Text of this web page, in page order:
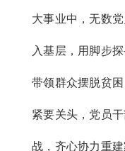
大事业中，无数
入基层，用脚步
带领群众摆脱贫
紧要关头，党员
战，齐心协力重